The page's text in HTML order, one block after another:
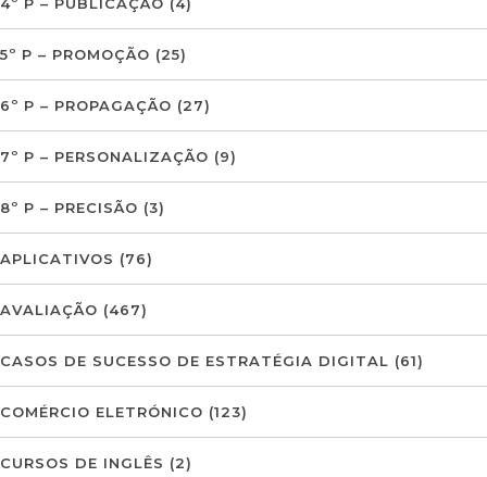
4º P – PUBLICAÇÃO (4)
5º P – PROMOÇÃO (25)
6º P – PROPAGAÇÃO (27)
7º P – PERSONALIZAÇÃO (9)
8º P – PRECISÃO (3)
APLICATIVOS (76)
AVALIAÇÃO (467)
CASOS DE SUCESSO DE ESTRATÉGIA DIGITAL (61)
COMÉRCIO ELETRÓNICO (123)
CURSOS DE INGLÊS (2)